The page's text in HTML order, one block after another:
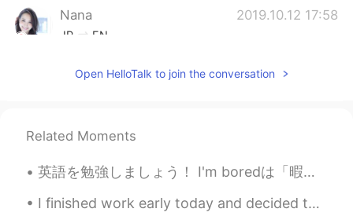
Nana 2019.10.12 17:58
JP EN
@Nana新宿！私のアパートで撮りまし
JP EN
Open HelloTalk to join the conversation
Related Moments
英語を勉強しましょう！ I'm boredは「暇だ」という意味ですがI'm boring は「私はつまらない人だ」という意味です。それに「何か興味がないし、別に何もしないし、私と話さないで」と...
I finished work early today and decided to enjoy the rest of the day in the sun ☀️ how is your we...